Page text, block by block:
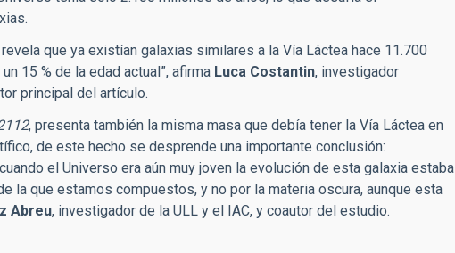
que ya existían galaxias similares a la Vía Láctea hace 11.700
15 % de la edad actual”, afirma Luca Costantin, investigador
principal del artículo.
, presenta también la misma masa que debía tener la Vía Láctea en
de este hecho se desprende una importante conclusión:
el Universo era aún muy joven la evolución de esta galaxia estaba
la que estamos compuestos, y no por la materia oscura, aunque esta
Abreu, investigador de la ULL y el IAC, y coautor del estudio.